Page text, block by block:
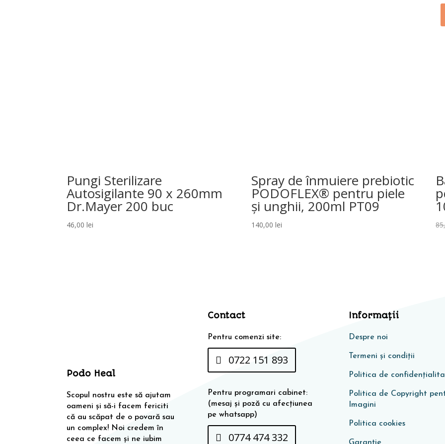
Pungi Sterilizare
Autosigilante 90 x 260mm
Dr.Mayer 200 buc
46,00lei
Spray de înmuiere prebiotic
PODOFLEX® pentru piele
și unghii, 200ml PT09
140,00 lei
Podo Heal
Scopul nostru este să ajutam
oameni și să-i facem fericiti
că au scăpat de o povară sau
un complex! Noi credem în
ceea ce facem și ne iubim
Contact
Pentru comenzi site:
0722 151 893
Pentru programari cabinet:
(mesaj și poză cu afecțiunea
pe whatsapp)
0774 474 332
Informaţii
Despre noi
Termeni și condiții
Politica de
Politica de Copyright
Imagini
Politica cookies